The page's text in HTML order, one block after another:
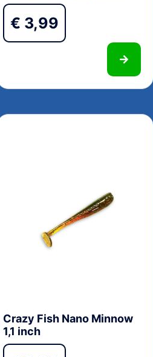
€ 3,99
Crazy Fish Nano Minnow
1,1 inch